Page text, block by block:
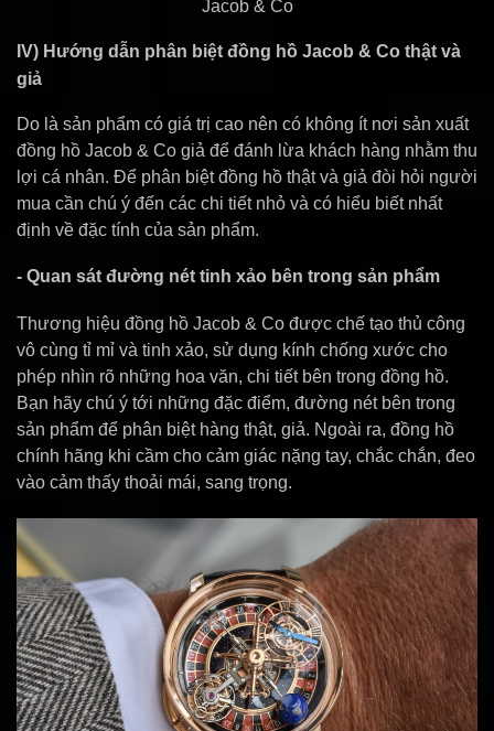
Jacob & Co
IV) Hướng dẫn phân biệt đồng hồ Jacob & Co thật và
giả
Do là sản phẩm có giá trị cao nên có không ít nơi sản xuất
đồng hồ Jacob & Co giả để đánh lừa khách hàng nhằm thu
lợi cá nhân. Để phân biệt đồng hồ thật và giả đòi hỏi người
mua cần chú ý đến các chi tiết nhỏ và có hiểu biết nhất
định về đặc tính của sản phẩm.
- Quan sát đường nét tinh xảo bên trong sản phẩm
Thương hiệu đồng hồ Jacob & Co được chế tạo thủ công
vô cùng tỉ mỉ và tinh xảo, sử dụng kính chống xước cho
phép nhìn rõ những hoa văn, chi tiết bên trong đồng hồ.
Bạn hãy chú ý tới những đặc điểm, đường nét bên trong
sản phẩm để phân biệt hàng thật, giả. Ngoài ra, đồng hồ
chính hãng khi cầm cho cảm giác nặng tay, chắc chắn, đeo
vào cảm thấy thoải mái, sang trọng.